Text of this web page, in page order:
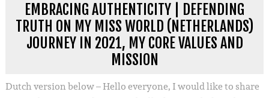
EMBRACING AUTHENTICITY | DEFENDING
TRUTH ON MY MISS WORLD (NETHERLANDS)
JOURNEY IN 2021, MY CORE VALUES AND
MISSION
Dutch version below – Hello everyone, I would like to share